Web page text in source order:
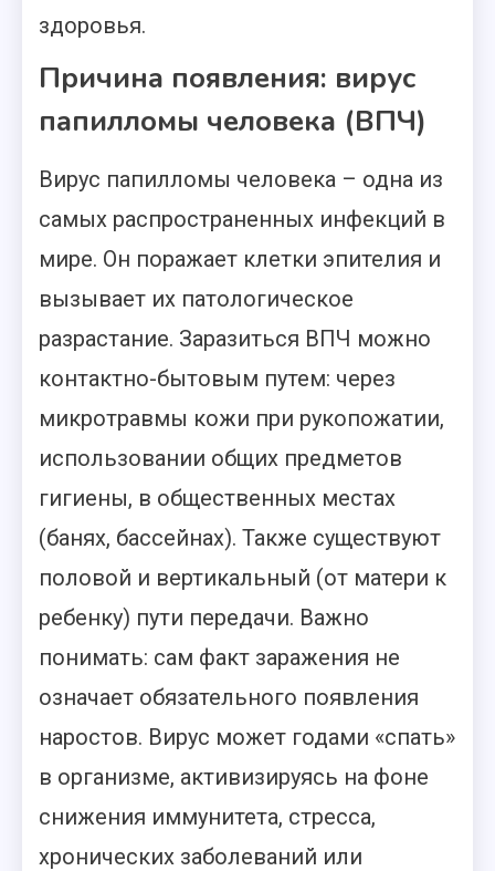
здоровья.
Причина появления: вирус
папилломы человека (ВПЧ)
Вирус папилломы человека – одна из
самых распространенных инфекций в
мире. Он поражает клетки эпителия и
вызывает их патологическое
разрастание. Заразиться ВПЧ можно
контактно-бытовым путем: через
микротравмы кожи при рукопожатии,
использовании общих предметов
гигиены, в общественных местах
(банях, бассейнах). Также существуют
половой и вертикальный (от матери к
ребенку) пути передачи. Важно
понимать: сам факт заражения не
означает обязательного появления
наростов. Вирус может годами «спать»
в организме, активизируясь на фоне
снижения иммунитета, стресса,
хронических заболеваний или